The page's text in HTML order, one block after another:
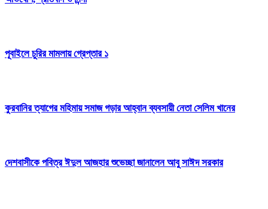
পূবাইলে চুরির মামলায় গ্রেপ্তার ১
কুরবানির ত্যাগের মহিমায় সমাজ গড়ার আহ্বান ব্যবসায়ী নেতা সেলিম খানের
দেশবাসীকে পবিত্র ঈদুল আজহার শুভেচ্ছা জানালেন আবু সাঈদ সরকার